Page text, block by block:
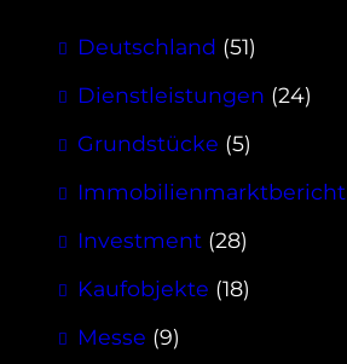
Deutschland (51)
Dienstleistungen (24)
Grundstücke (5)
Immobilienmarktbericht
Investment (28)
Kaufobjekte (18)
Messe (9)